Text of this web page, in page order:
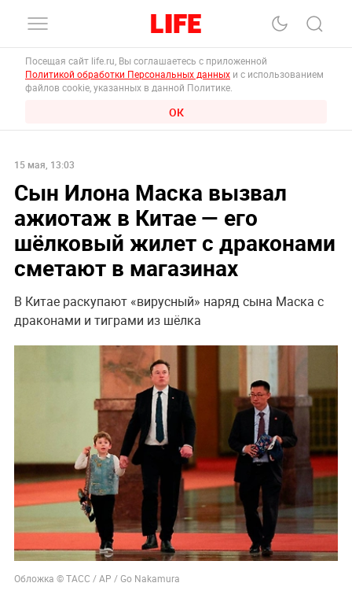
Посещая сайт life.ru, Вы соглашаетесь с приложенной
Политикой обработки Персональных данных и с использованием
файлов cookie, указанных в данной Политике.
ОК
15 мая, 13:03
Сын Илона Маска вызвал
ажиотаж в Китае — его
шёлковый жилет с драконами
сметают в магазинах
В Китае раскупают «‎вирусный» наряд сына Маска с
драконами и тиграми из шёлка
Обложка © ТАСС / AP / Go Nakamura